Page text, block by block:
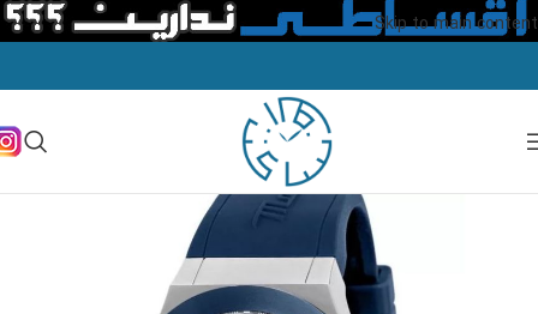
Skip to main content